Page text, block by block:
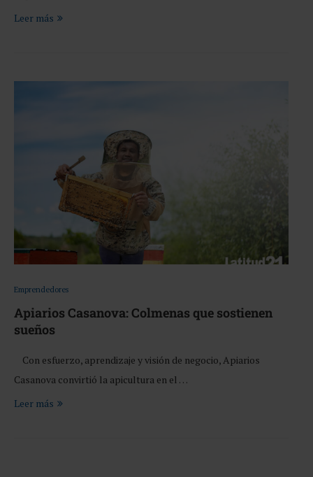
Leer más
Emprendedores
Apiarios Casanova: Colmenas que sostienen
sueños
Con esfuerzo, aprendizaje y visión de negocio, Apiarios
Casanova convirtió la apicultura en el …
Leer más